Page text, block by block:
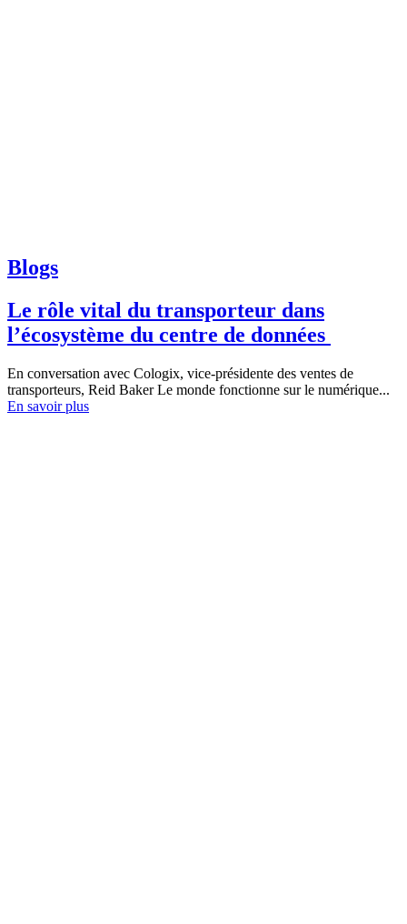
Blogs
Le rôle vital du transporteur dans
l’écosystème du centre de données
En conversation avec Cologix, vice-présidente des ventes de
transporteurs, Reid Baker Le monde fonctionne sur le numérique...
En savoir plus